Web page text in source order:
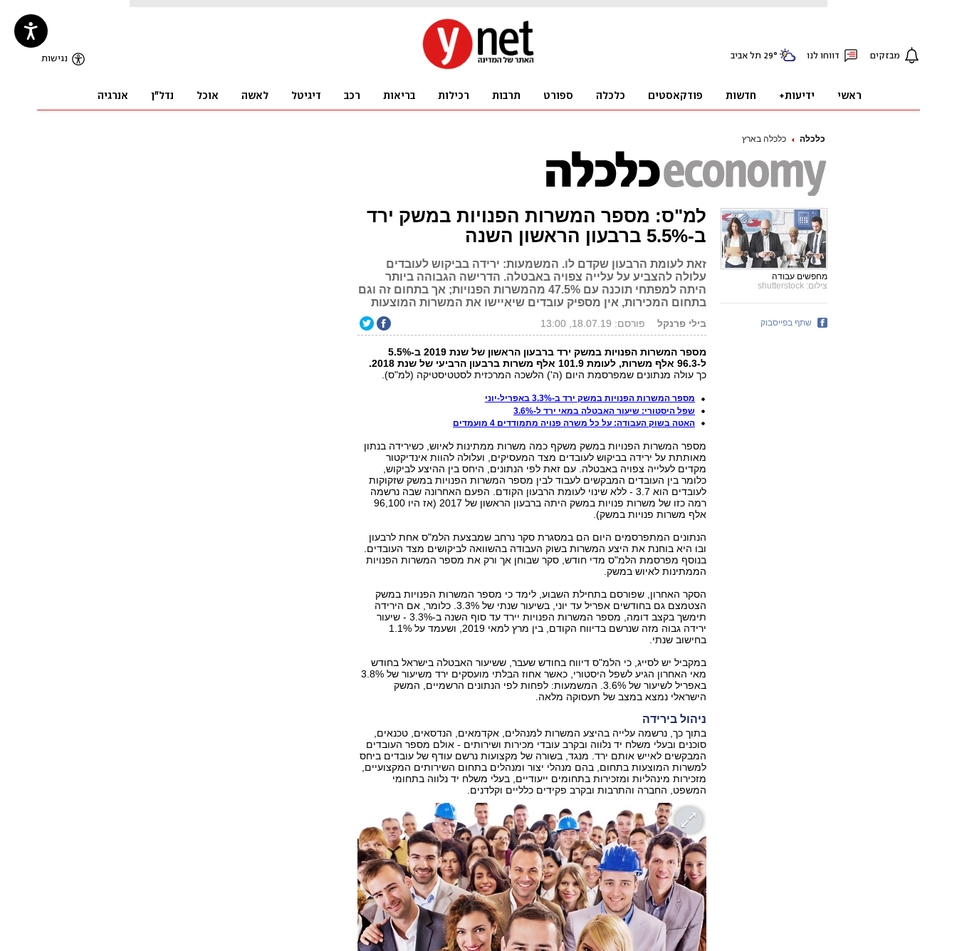
כלכלה כלכלה בארץ
למ"ס: מספר המשרות הפנויות במשק ירד
ב-5.5% ברבעון הראשון השנה
זאת לעומת הרבעון שקדם לו. המשמעות: ירידה בביקוש לעובדים
עלולה להצביע על עלייה צפויה באבטלה. הדרישה הגבוהה ביותר
היתה למפתחי תוכנה עם 47.5% מהמשרות הפנויות; אך בתחום זה וגם
בתחום המכירות, אין מספיק עובדים שיאיישו את המשרות המוצעות
בילי פרנקל פורסם: 18.07.19, 13:00
מספר המשרות הפנויות במשק ירד ברבעון הראשון של שנת 2019 ב-5.5%
ל-96.3 אלף משרות, לעומת 101.9 אלף משרות ברבעון הרביעי של שנת 2018.
כך עולה מנתונים שמפרסמת היום (ה') הלשכה המרכזית לסטטיסטיקה (למ"ס).
מספר המשרות הפנויות במשק ירד ב-3.3% באפריל-יוני
שפל היסטורי: שיעור האבטלה במאי ירד ל-3.6%
האטה בשוק העבודה: על כל משרה פנויה מתמודדים 4 מועמדים
מספר המשרות הפנויות במשק משקף כמה משרות ממתינות לאיוש, כשירידה בנתון
מאותתת על ירידה בביקוש לעובדים מצד המעסיקים, ועלולה להוות אינדיקטור
מקדים לעלייה צפויה באבטלה. עם זאת לפי הנתונים, היחס בין ההיצע לביקוש,
כלומר בין העובדים המבקשים לעבוד לבין מספר המשרות הפנויות במשק שזקוקות
לעובדים הוא 3.7 - ללא שינוי לעומת הרבעון הקודם. הפעם האחרונה שבה נרשמה
רמה כזו של משרות פנויות במשק היתה ברבעון הראשון של 2017 (אז היו 96,100
אלף משרות פנויות במשק).
הנתונים המתפרסמים היום הם במסגרת סקר נרחב שמבצעת הלמ"ס אחת לרבעון
ובו היא בוחנת את היצע המשרות בשוק העבודה בהשוואה לביקושים מצד העובדים.
בנוסף מפרסמת הלמ"ס מדי חודש, סקר שבוחן אך ורק את מספר המשרות הפנויות
הממתינות לאיוש במשק.
הסקר האחרון, שפורסם בתחילת השבוע, לימד כי מספר המשרות הפנויות במשק
הצטמצם גם בחודשים אפריל עד יוני, בשיעור שנתי של 3.3%. כלומר, אם הירידה
תימשך בקצב דומה, מספר המשרות הפנויות יירד עד סוף השנה ב-3.3% - שיעור
ירידה גבוה מזה שנרשם בדיווח הקודם, בין מרץ למאי 2019, ושעמד על 1.1%
בחישוב שנתי.
במקביל יש לסייג, כי הלמ"ס דיווח בחודש שעבר, ששיעור האבטלה בישראל בחודש
מאי האחרון הגיע לשפל היסטורי, כאשר אחוז הבלתי מועסקים ירד משיעור של 3.8%
באפריל לשיעור של 3.6%. המשמעות: לפחות לפי הנתונים הרשמיים, המשק
הישראלי נמצא במצב של תעסוקה מלאה.
ניהול בירידה
בתוך כך, נרשמה עלייה בהיצע המשרות למנהלים, אקדמאים, הנדסאים, טכנאים,
סוכנים ובעלי משלח יד נלווה ובקרב עובדי מכירות ושירותים - אולם מספר העובדים
המבקשים לאייש אותם ירד. מנגד, בשורה של מקצועות נרשם עודף של עובדים ביחס
למשרות המוצעות בתחום, בהם מנהלי יצור ומנהלים בתחום השירותים המקצועיים,
מזכירות מינהליות ומזכירות בתחומים ייעודיים, בעלי משלח יד נלווה בתחומי
המשפט, החברה והתרבות ובקרב פקידים כלליים וקלדנים.
מחפשים עבודה
צילום: shutterstock
שתף בפייסבוק